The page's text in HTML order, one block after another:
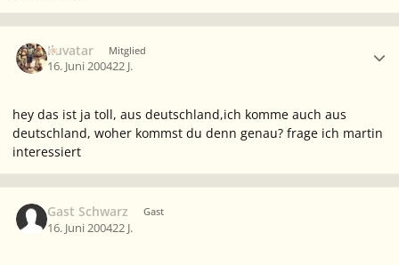
Iluvatar Mitglied
16. Juni 200422 J.
hey das ist ja toll, aus deutschland,ich komme auch aus
deutschland, woher kommst du denn genau? frage ich martin
interessiert
Gast Schwarz Gast
16. Juni 200422 J.